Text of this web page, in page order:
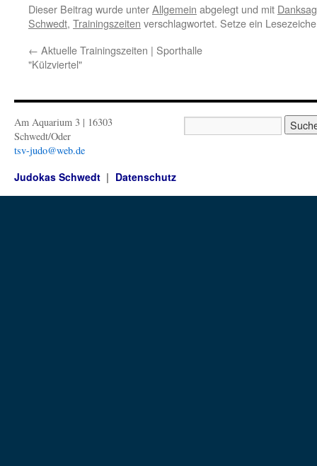
Dieser Beitrag wurde unterAllgemein abgelegt und mit
Schwedt, Trainingszeiten verschlagwortet. Setze ein
← Aktuelle Trainingszeiten | Sporthalle
"Külzviertel"
Am Aquarium 3 | 16303
Schwedt/Oder
tsv-judo@web.de
Judokas Schwedt Datenschutz